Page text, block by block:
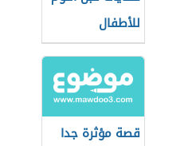
للأطفال
قصة مؤثرة جدا